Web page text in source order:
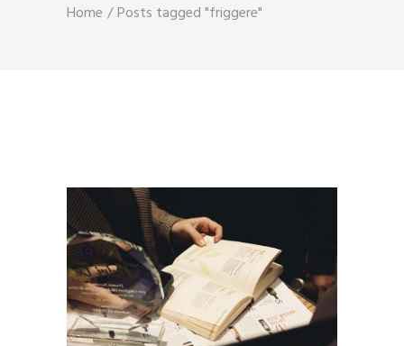
Home Posts tagged "friggere"